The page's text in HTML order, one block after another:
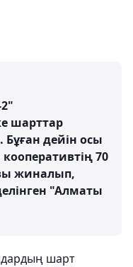
шарттар
Бұған дейін осы
70
жиналып,
"Алматы
шарт